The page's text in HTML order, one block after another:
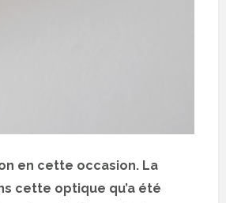
en cette occasion. La
cette optique qu’a été